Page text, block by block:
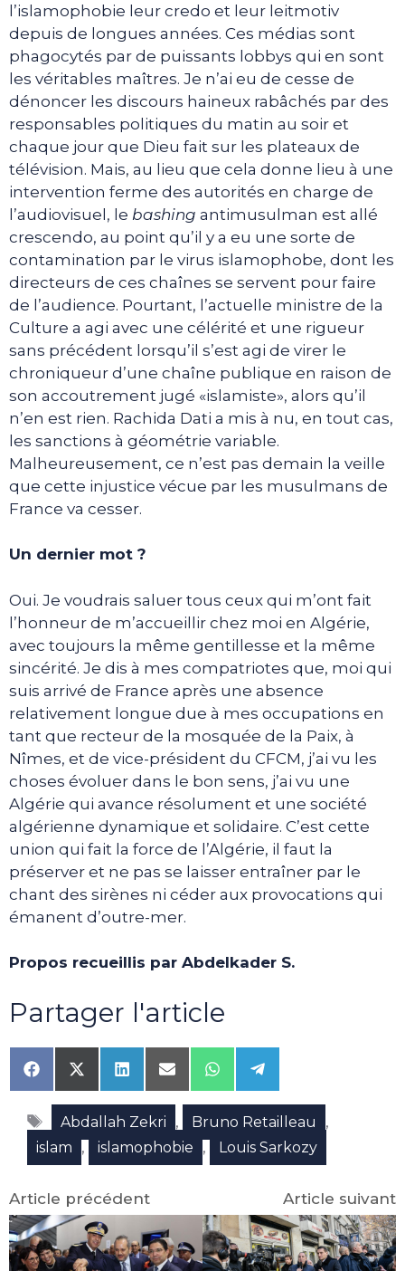
l’islamophobie leur credo et leur leitmotiv
depuis de longues années. Ces médias sont
phagocytés par de puissants lobbys qui en sont
les véritables maîtres. Je n’ai eu de cesse de
dénoncer les discours haineux rabâchés par des
responsables politiques du matin au soir et
chaque jour que Dieu fait sur les plateaux de
télévision. Mais, au lieu que cela donne lieu à une
intervention ferme des autorités en charge de
l’audiovisuel, le bashing antimusulman est allé
crescendo, au point qu’il y a eu une sorte de
contamination par le virus islamophobe, dont les
directeurs de ces chaînes se servent pour faire
de l’audience. Pourtant, l’actuelle ministre de la
Culture a agi avec une célérité et une rigueur
sans précédent lorsqu’il s’est agi de virer le
chroniqueur d’une chaîne publique en raison de
son accoutrement jugé «islamiste», alors qu’il
n’en est rien. Rachida Dati a mis à nu, en tout cas,
les sanctions à géométrie variable.
Malheureusement, ce n’est pas demain la veille
que cette injustice vécue par les musulmans de
France va cesser.
Un dernier mot ?
Oui. Je voudrais saluer tous ceux qui m’ont fait
l’honneur de m’accueillir chez moi en Algérie,
avec toujours la même gentillesse et la même
sincérité. Je dis à mes compatriotes que, moi qui
suis arrivé de France après une absence
relativement longue due à mes occupations en
tant que recteur de la mosquée de la Paix, à
Nîmes, et de vice-président du CFCM, j’ai vu les
choses évoluer dans le bon sens, j’ai vu une
Algérie qui avance résolument et une société
algérienne dynamique et solidaire. C’est cette
union qui fait la force de l’Algérie, il faut la
préserver et ne pas se laisser entraîner par le
chant des sirènes ni céder aux provocations qui
émanent d’outre-mer.
Propos recueillis par Abdelkader S.
Partager l'article
Share
on
Facebook
Share
on
X
(Twitter)
Share
on
LinkedIn
Share
on
Email
Share
on
WhatsApp
Share
on
Telegram
Étiquettes
Abdallah Zekri , Bruno Retailleau ,
islam , islamophobie , Louis Sarkozy
Article précédent Article suivant